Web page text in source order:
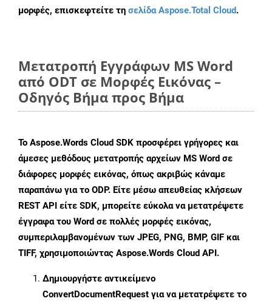
μορφές, επισκεφτείτε τη σελίδα Aspose.Total Cloud.
Μετατροπή Εγγράφων MS Word
από ODT σε Μορφές Εικόνας –
Οδηγός Βήμα προς Βήμα
Το Aspose.Words Cloud SDK προσφέρει γρήγορες και
άμεσες μεθόδους μετατροπής αρχείων MS Word σε
διάφορες μορφές εικόνας, όπως ακριβώς κάναμε
παραπάνω για το ODP. Είτε μέσω απευθείας κλήσεων
REST API είτε SDK, μπορείτε εύκολα να μετατρέψετε
έγγραφα του Word σε πολλές μορφές εικόνας,
συμπεριλαμβανομένων των JPEG, PNG, BMP, GIF και
TIFF, χρησιμοποιώντας Aspose.Words Cloud API.
Δημιουργήστε αντικείμενο
ConvertDocumentRequest για να μετατρέψετε το